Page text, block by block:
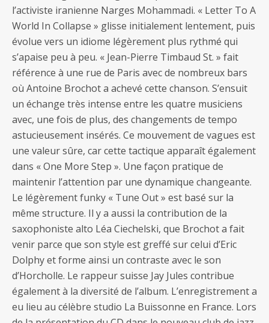
l’activiste iranienne Narges Mohammadi. « Letter To A
World In Collapse » glisse initialement lentement, puis
évolue vers un idiome légèrement plus rythmé qui
s’apaise peu à peu. « Jean-Pierre Timbaud St. » fait
référence à une rue de Paris avec de nombreux bars
où Antoine Brochot a achevé cette chanson. S’ensuit
un échange très intense entre les quatre musiciens
avec, une fois de plus, des changements de tempo
astucieusement insérés. Ce mouvement de vagues est
une valeur sûre, car cette tactique apparaît également
dans « One More Step ». Une façon pratique de
maintenir l’attention par une dynamique changeante.
Le légèrement funky « Tune Out » est basé sur la
même structure. Il y a aussi la contribution de la
saxophoniste alto Léa Ciechelski, que Brochot a fait
venir parce que son style est greffé sur celui d’Eric
Dolphy et forme ainsi un contraste avec le son
d’Horcholle. Le rappeur suisse Jay Jules contribue
également à la diversité de l’album. L’enregistrement a
eu lieu au célèbre studio La Buissonne en France. Lors